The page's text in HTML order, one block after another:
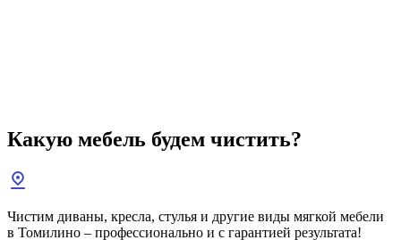
Какую мебель будем чистить?
Чистим диваны, кресла, стулья и другие виды мягкой мебели
в Томилино – профессионально и с гарантией результата!